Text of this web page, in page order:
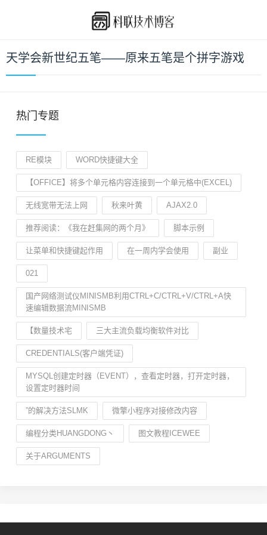
天学会新世纪五笔——原来五笔是个拼字游戏
热门专题
RE模块 WORD快捷键大全
【OFFICE】将多个单元格内容连接到一个单元格中(EXCEL)
无线宽带无法上网 秋来叶黄 AJAX2.0
推荐阅读：《我在赶集网的两个月》 脚本示例
让菜单和快捷键起作用 在一周内学会使用 副业
021
国产网络测试仪MINISMB利用CTRL+C/CTRL+V/CTRL+A快
速编辑数据流MINISMB
【数量技术宅 三大主流负载均衡软件对比
CREDENTIALS(客户端凭证)
MYSQL创建定时器（EVENT），查看定时器，打开定时器，
设置定时器时间
”的解决方法SLMK 微擎小程序对接修改内容
编程分类HUANGDONG丶 图文教程ICEWEE
关于ARGUMENTS